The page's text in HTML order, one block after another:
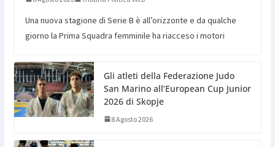
Una nuova stagione di Serie B è all’orizzonte e da qualche
giorno la Prima Squadra femminile ha riacceso i motori
Gli atleti della Federazione Judo
San Marino all’European Cup Junior
2026 di Skopje
8 Agosto 2026